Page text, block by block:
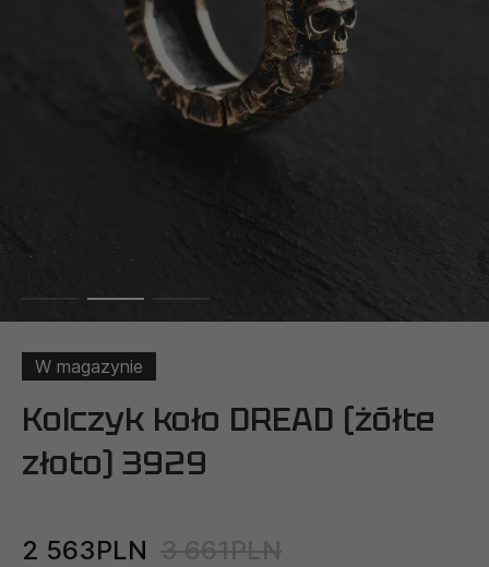
W magazynie
Kolczyk koło DREAD (żółte
złoto) 3929
2 563PLN 3 661PLN